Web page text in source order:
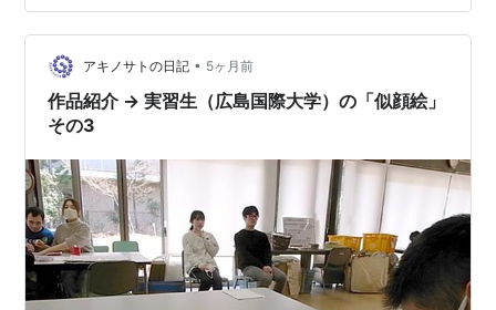
使用） 遊フォト710 3月19日の東広島市豊栄町のブルー
べリー農園挿し木、硫黄散布 剪定の時に保管しておいた
早生、晩生などいろいろな…
アキノサトの日記 • 5ヶ月前
作品紹介 → 実習生（広島国際大学）の「似顔絵」
その3